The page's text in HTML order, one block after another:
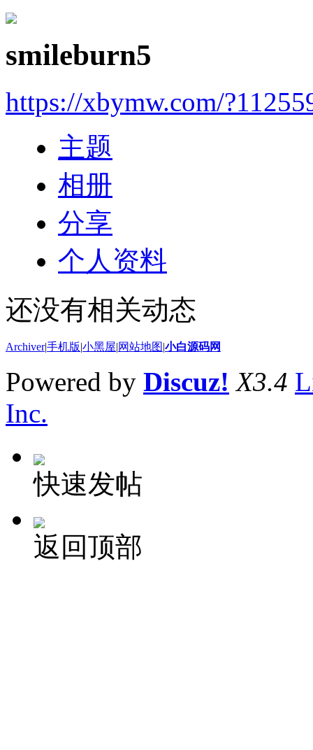
smileburn5
https://xbymw.com/
主题
相册
分享
个人资料
还没有相关动态
Archiver|手机版|小黑屋|网站地图|小白源码网
Powered by Discuz! X3.4
Inc.
快速发帖
返回顶部